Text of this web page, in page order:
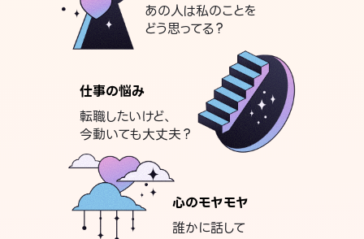
あの人は私のことを
どう思ってる？
仕事の悩み
転職したいけど、
今動いても大丈夫？
心のモヤモヤ
誰かに話して